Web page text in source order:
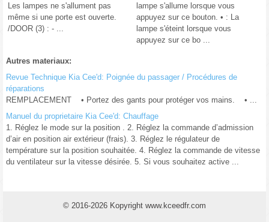
Les lampes ne s'allument pas
même si une porte est ouverte.
/DOOR (3) : - ...
lampe s'allume lorsque vous
appuyez sur ce bouton. • : La
lampe s'éteint lorsque vous
appuyez sur ce bo ...
Autres materiaux:
Revue Technique Kia Cee'd: Poignée du passager / Procédures de
réparations
REMPLACEMENT • Portez des gants pour protéger vos mains. • ...
Manuel du proprietaire Kia Cee'd: Chauffage
1. Réglez le mode sur la position . 2. Réglez la commande d’admission
d’air en position air extérieur (frais). 3. Réglez le régulateur de
température sur la position souhaitée. 4. Réglez la commande de vitesse
du ventilateur sur la vitesse désirée. 5. Si vous souhaitez active ...
© 2016-2026 Kopyright www.kceedfr.com